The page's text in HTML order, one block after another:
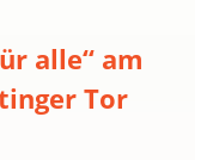
alle“ am
Tor